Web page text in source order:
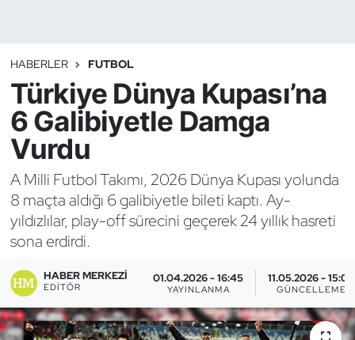
HABERLER FUTBOL
Türkiye Dünya Kupası’na
6 Galibiyetle Damga
Vurdu
A Milli Futbol Takımı, 2026 Dünya Kupası yolunda
8 maçta aldığı 6 galibiyetle bileti kaptı. Ay-
yıldızlılar, play-off sürecini geçerek 24 yıllık hasreti
sona erdirdi.
HABER MERKEZI
EDITÖR
01.04.2026 - 16:45
YAYINLANMA
11.05.2026 - 15:03
GÜNCELLEME
Binicilik
Bisiklet
Bocce Bowling Dart
Boks
Briç
Buz Hokeyi
Buz Pateni